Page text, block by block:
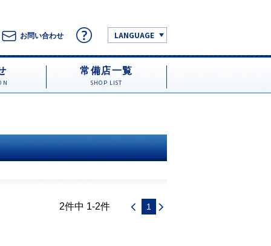
お問い合わせ LANGUAGE
常備店一覧
SHOP LIST
2件中 1-2件 1